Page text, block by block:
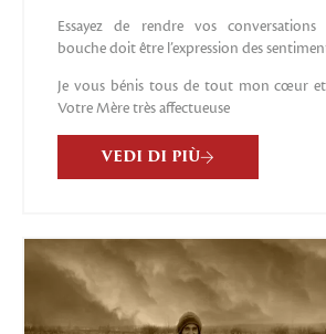
Essayez de rendre vos conversations
bouche doit être l’expression des
Je vous bénis tous de tout mon cœur et
Votre Mère très affectueuse
VEDI DI PIÙ